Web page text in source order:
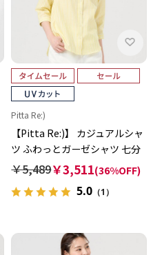
Pitta Re:)
【Pitta Re:)】 カジュアルシャ
ツ ふわっとガーゼシャツ 七分
袖 綿100% レディース
￥5,489￥3,511(36%OFF)
5.0 （1）